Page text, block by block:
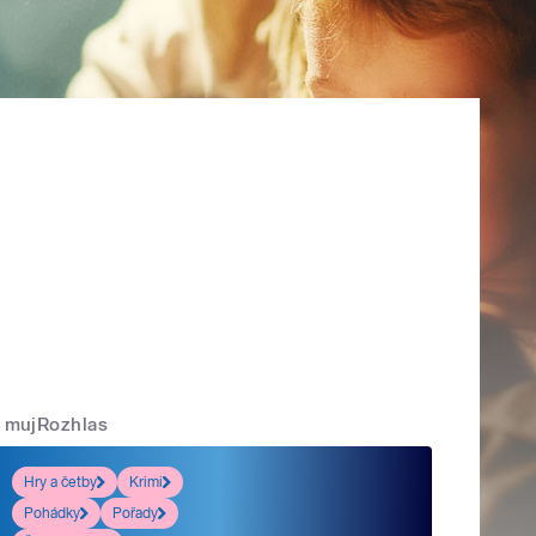
mujRozhlas
Hry a četby
Krimi
Pohádky
Pořady